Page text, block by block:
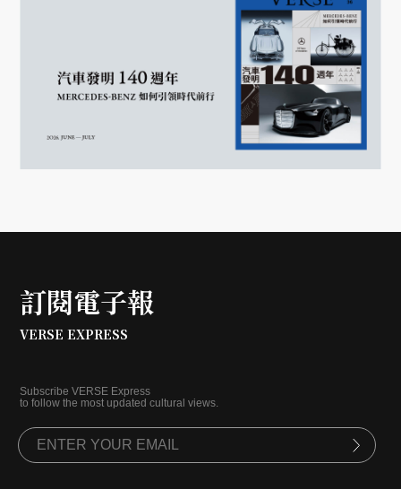
訂閱電子報
VERSE EXPRESS
Subscribe VERSE Express
to follow the most updated cultural views.